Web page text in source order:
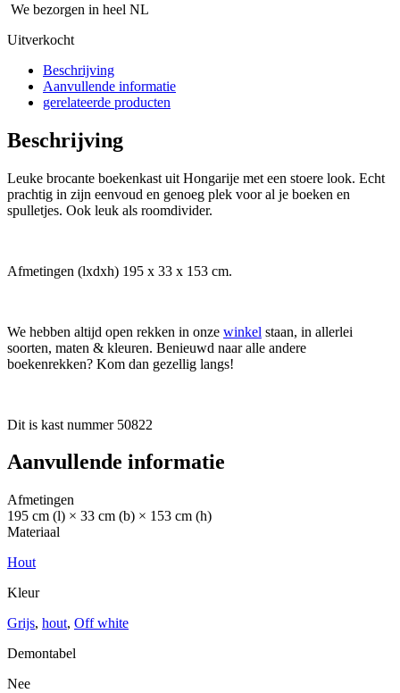
We bezorgen in heel NL
Uitverkocht
Beschrijving
Aanvullende informatie
gerelateerde producten
Beschrijving
Leuke brocante boekenkast uit Hongarije met een stoere look. Echt
prachtig in zijn eenvoud en genoeg plek voor al je boeken en
spulletjes. Ook leuk als roomdivider.
Afmetingen (lxdxh) 195 x 33 x 153 cm.
We hebben altijd open rekken in onze winkel staan, in allerlei
soorten, maten & kleuren. Benieuwd naar alle andere
boekenrekken? Kom dan gezellig langs!
Dit is kast nummer 50822
Aanvullende informatie
Afmetingen
195 cm (l) × 33 cm (b) × 153 cm (h)
Materiaal
Hout
Kleur
Grijs, hout, Off white
Demontabel
Nee